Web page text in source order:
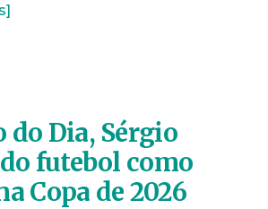
do Dia, Sérgio
futebol como
Copa de 2026